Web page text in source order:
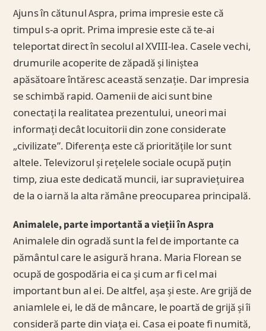
Ajuns în cătunul Aspra, prima impresie este că
timpul s-a oprit. Prima impresie este că te-ai
teleportat direct în secolul al XVIII-lea. Casele vechi,
drumurile acoperite de zăpadă și liniștea
apăsătoare întăresc această senzație. Dar impresia
se schimbă rapid. Oamenii de aici sunt bine
conectați la realitatea prezentului, uneori mai
informați decât locuitorii din zone considerate
„civilizate”. Diferența este că prioritățile lor sunt
altele. Televizorul și rețelele sociale ocupă puțin
timp, ziua este dedicată muncii, iar supraviețuirea
de la o iarnă la alta rămâne preocuparea principală.
Animalele, parte importantă a vieții în Aspra
Animalele din ogradă sunt la fel de importante ca
pământul care le asigură hrana. Maria Florean se
ocupă de gospodăria ei ca și cum ar fi cel mai
important bun al ei. De altfel, așa și este. Are grijă de
aniamlele ei, le dă de mâncare, le poartă de grijă și îi
consideră parte din viața ei. Casa ei poate fi numită,